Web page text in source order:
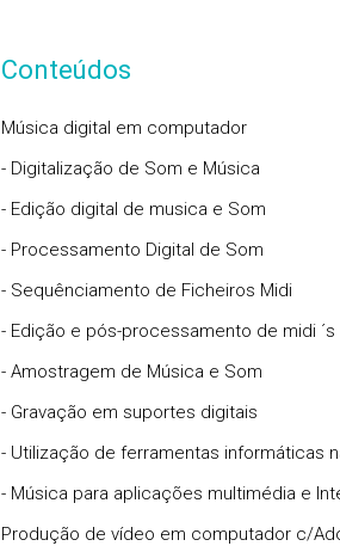
Conteúdos
Música digital em computador
- Digitalização de Som e Música
- Edição digital de musica e Som
- Processamento Digital de Som
- Sequênciamento de Ficheiros Midi
- Edição e pós-processamento de midi ´s
- Amostragem de Música e Som
- Gravação em suportes digitais
- Utilização de ferramentas informáticas
- Música para aplicações multimédia e
Produção de vídeo em computador c/